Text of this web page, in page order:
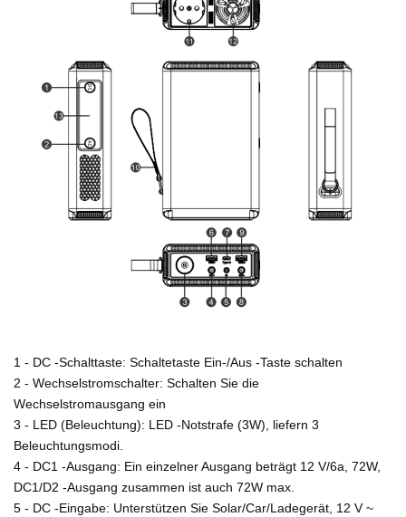
1 - DC -Schalttaste: Schaltetaste Ein-/Aus -Taste schalten
2 - Wechselstromschalter: Schalten Sie die
Wechselstromausgang ein
3 - LED (Beleuchtung): LED -Notstrafe (3W), liefern 3
Beleuchtungsmodi.
4 - DC1 -Ausgang: Ein einzelner Ausgang beträgt 12 V/6a, 72W,
DC1/D2 -Ausgang zusammen ist auch 72W max.
5 - DC -Eingabe: Unterstützen Sie Solar/Car/Ladegerät, 12 V ~